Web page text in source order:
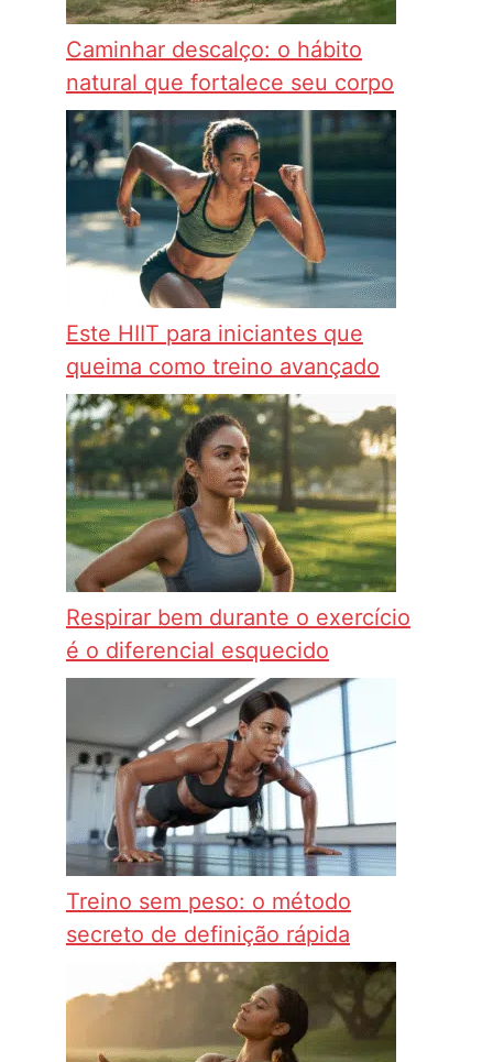
Caminhar descalço: o hábito
natural que fortalece seu corpo
Este HIIT para iniciantes que
queima como treino avançado
Respirar bem durante o exercício
é o diferencial esquecido
Treino sem peso: o método
secreto de definição rápida